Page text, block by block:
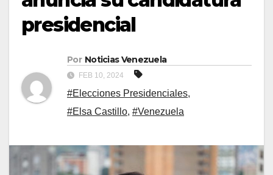
presidencial
Por Noticias Venezuela
FEB 10, 2024
#Elecciones Presidenciales,
#Elsa Castillo, #Venezuela